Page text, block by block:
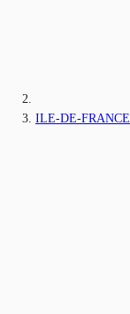
ILE-DE-FRANCE